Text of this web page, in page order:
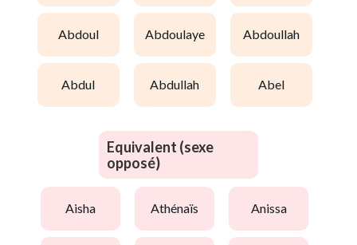
abdoul abdoulaye abdoullah
abdul abdullah abel
Equivalent (sexe
opposé)
aisha athénaïs anissa